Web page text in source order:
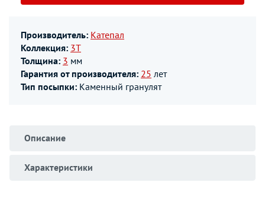
Производитель: Катепал
Коллекция: 3T
Толщина: 3 мм
Гарантия от производителя: 25 лет
Тип посыпки: Каменный гранулят
Описание
Характеристики